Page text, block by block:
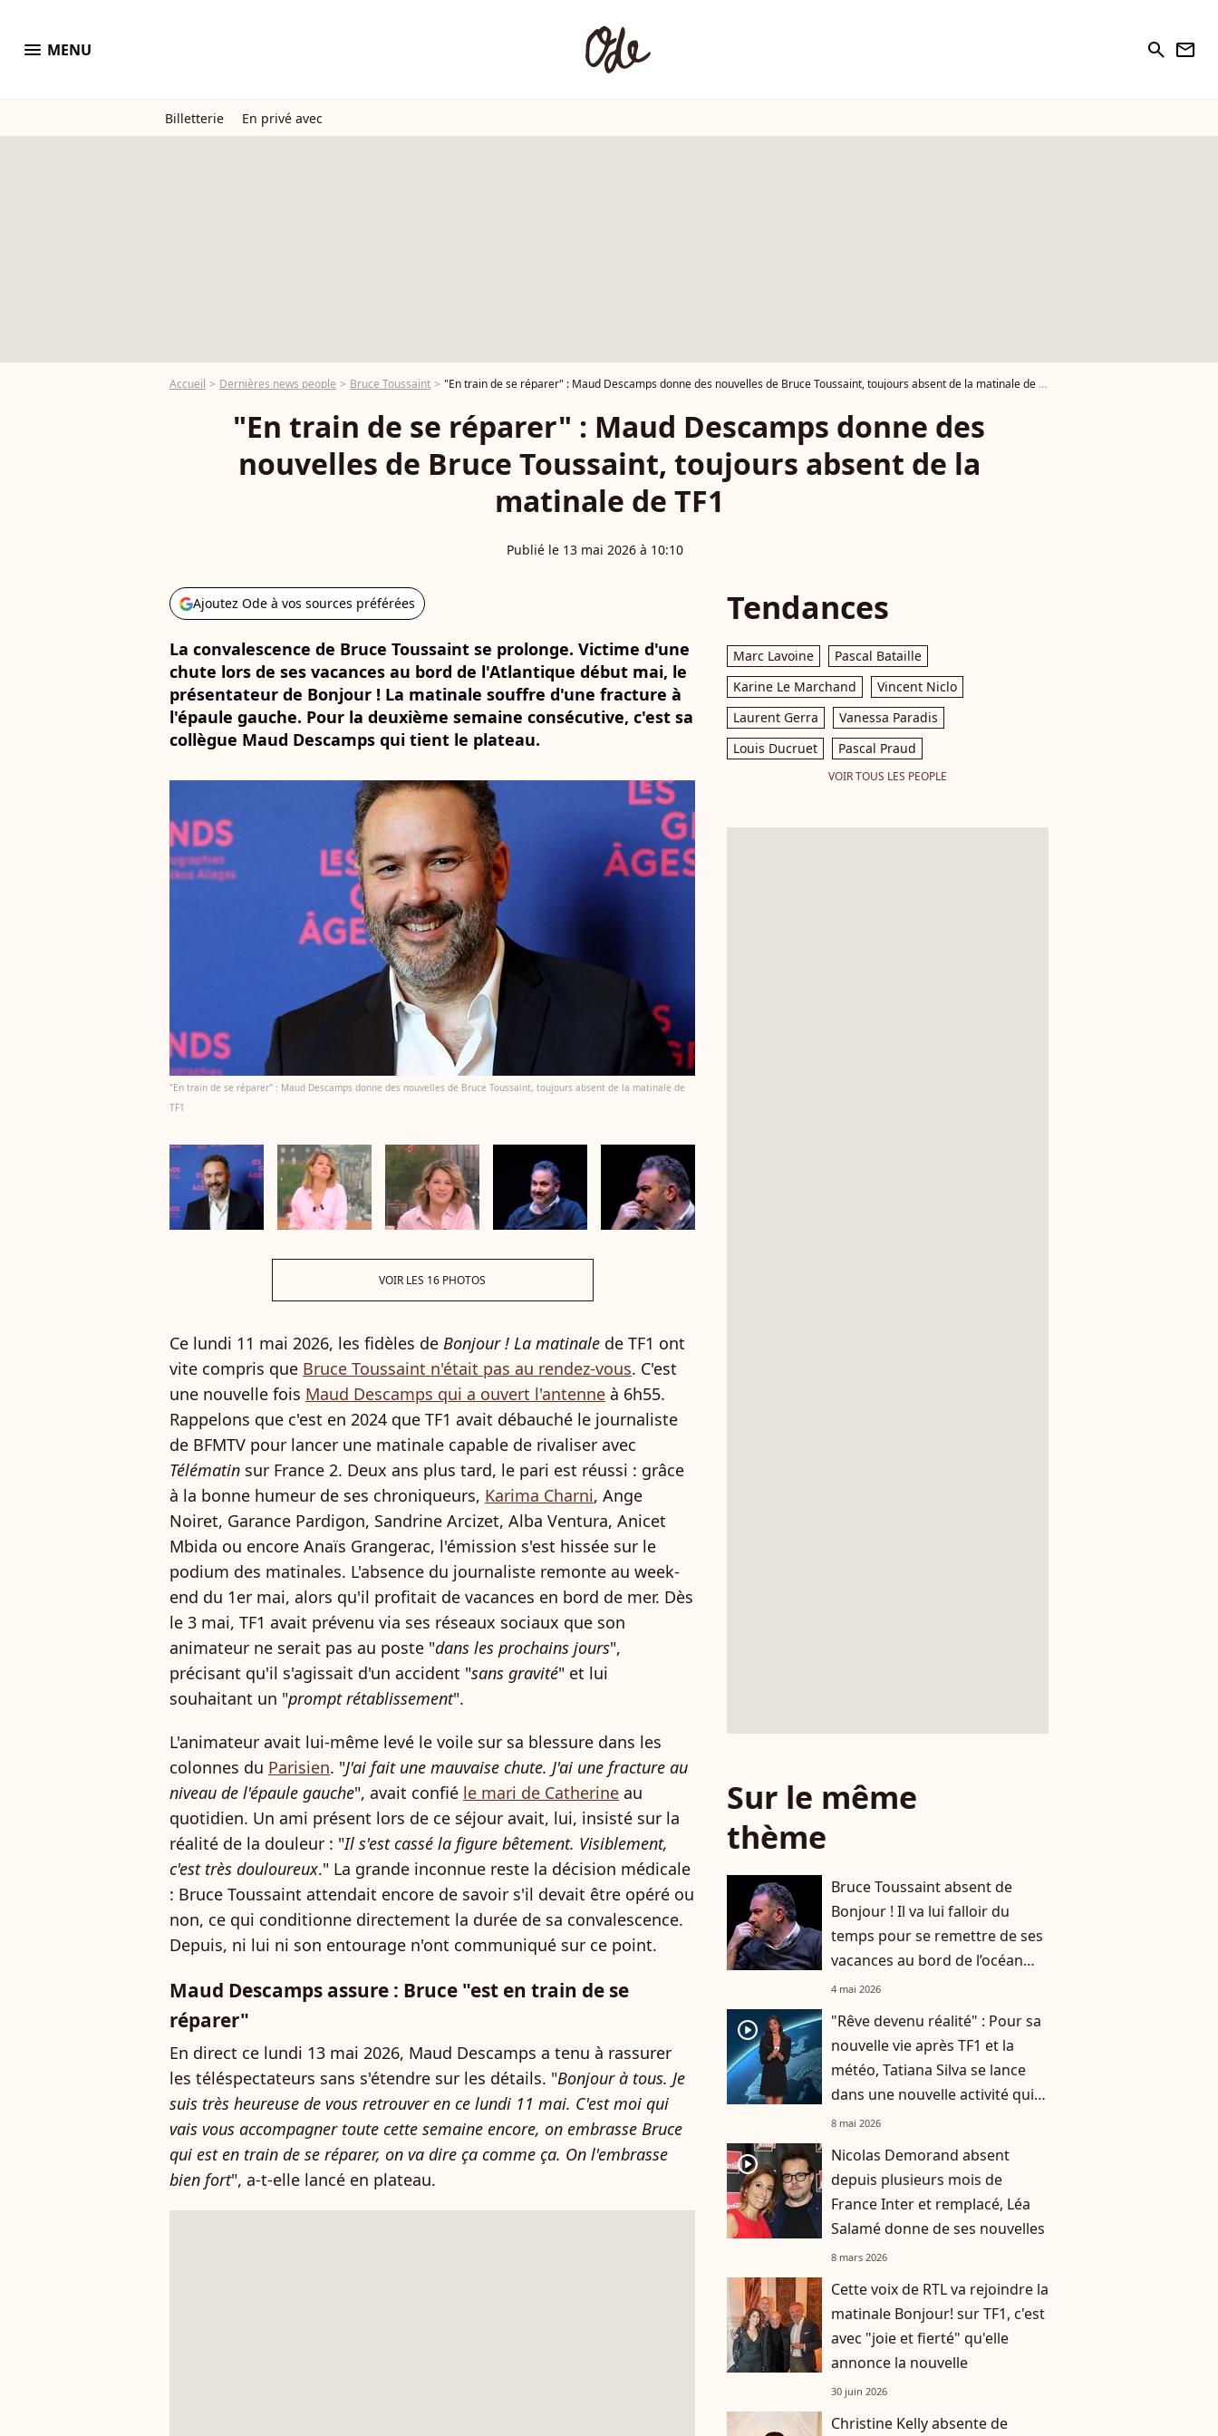
menu MENU search newsletter
Billetterie En privé avec
Accueil Dernières news people Bruce Toussaint "En train de se réparer" : Maud Descamps donne des nouvelles de Bruce Toussaint, toujours absent de la matinale de TF1
"En train de se réparer" : Maud Descamps donne des
nouvelles de Bruce Toussaint, toujours absent de la
matinale de TF1
Publié le 13 mai 2026 à 10:10
Ajoutez Ode à vos sources préférées
La convalescence de Bruce Toussaint se prolonge. Victime d'une
chute lors de ses vacances au bord de l'Atlantique début mai, le
présentateur de Bonjour ! La matinale souffre d'une fracture à
l'épaule gauche. Pour la deuxième semaine consécutive, c'est sa
collègue Maud Descamps qui tient le plateau.
"En train de se réparer" : Maud Descamps donne des nouvelles de Bruce Toussaint, toujours absent de la matinale de
TF1
VOIR LES 16 PHOTOS
Ce lundi 11 mai 2026, les fidèles de Bonjour ! La matinale de TF1 ont
vite compris que Bruce Toussaint n'était pas au rendez-vous. C'est
une nouvelle fois Maud Descamps qui a ouvert l'antenne à 6h55.
Rappelons que c'est en 2024 que TF1 avait débauché le journaliste
de BFMTV pour lancer une matinale capable de rivaliser avec
Télématin sur France 2. Deux ans plus tard, le pari est réussi : grâce
à la bonne humeur de ses chroniqueurs, Karima Charni, Ange
Noiret, Garance Pardigon, Sandrine Arcizet, Alba Ventura, Anicet
Mbida ou encore Anaïs Grangerac, l'émission s'est hissée sur le
podium des matinales. L'absence du journaliste remonte au week-
end du 1er mai, alors qu'il profitait de vacances en bord de mer. Dès
le 3 mai, TF1 avait prévenu via ses réseaux sociaux que son
animateur ne serait pas au poste "dans les prochains jours",
précisant qu'il s'agissait d'un accident "sans gravité" et lui
souhaitant un "prompt rétablissement".
L'animateur avait lui-même levé le voile sur sa blessure dans les
colonnes du Parisien. "J'ai fait une mauvaise chute. J'ai une fracture au
niveau de l'épaule gauche", avait confié le mari de Catherine au
quotidien. Un ami présent lors de ce séjour avait, lui, insisté sur la
réalité de la douleur : "Il s'est cassé la figure bêtement. Visiblement,
c'est très douloureux." La grande inconnue reste la décision médicale
: Bruce Toussaint attendait encore de savoir s'il devait être opéré ou
non, ce qui conditionne directement la durée de sa convalescence.
Depuis, ni lui ni son entourage n'ont communiqué sur ce point.
Maud Descamps assure : Bruce "est en train de se
réparer"
En direct ce lundi 13 mai 2026, Maud Descamps a tenu à rassurer
les téléspectateurs sans s'étendre sur les détails. "Bonjour à tous. Je
suis très heureuse de vous retrouver en ce lundi 11 mai. C'est moi qui
vais vous accompagner toute cette semaine encore, on embrasse Bruce
qui est en train de se réparer, on va dire ça comme ça. On l'embrasse
bien fort", a-t-elle lancé en plateau.
Tendances
Marc Lavoine
Pascal Bataille
Karine Le Marchand
Vincent Niclo
Laurent Gerra
Vanessa Paradis
Louis Ducruet
Pascal Praud
VOIR TOUS LES PEOPLE
Sur le même
thème
Bruce Toussaint absent de
Bonjour ! Il va lui falloir du
temps pour se remettre de ses
vacances au bord de l’océan
Atlantique
4 mai 2026
player2
"Rêve devenu réalité" : Pour sa
nouvelle vie après TF1 et la
météo, Tatiana Silva se lance
dans une nouvelle activité qui
n'a rien à voir avec la télé
8 mai 2026
player2
Nicolas Demorand absent
depuis plusieurs mois de
France Inter et remplacé, Léa
Salamé donne de ses nouvelles
8 mars 2026
Cette voix de RTL va rejoindre la
matinale Bonjour! sur TF1, c'est
avec "joie et fierté" qu'elle
annonce la nouvelle
30 juin 2026
Christine Kelly absente de